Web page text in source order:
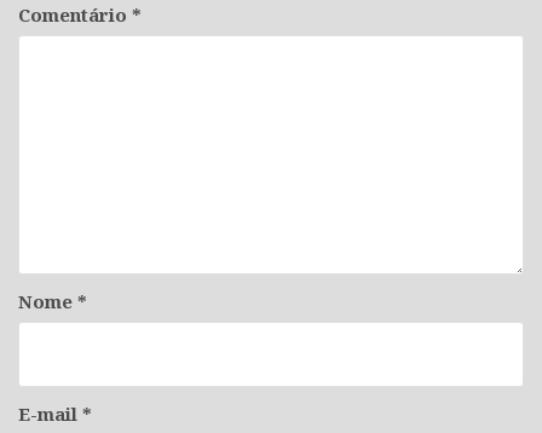
Comentário *
Nome *
E-mail *